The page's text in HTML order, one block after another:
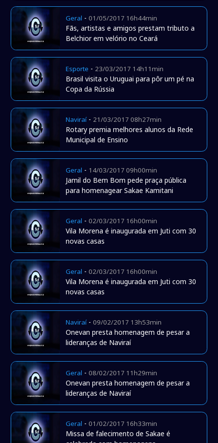
Geral -01/05/2017 16h44min
Fãs, artistas e amigos prestam tributo a
Belchior em velório no Ceará
Esporte - 23/03/2017 14h11min
Brasil visita o Uruguai para pôr um pé na
Copa da Rússia
Naviraí- 21/03/2017 08h27min
Rotary premia melhores alunos da Rede
Municipal de Ensino
Geral - 14/03/2017 09h00min
Jamil do Bem Bom pede praça pública
para homenagear Sakae Kamitani
Geral -02/03/2017 16h00min
Vila Morena é inaugurada em Juti com 30
novas casas
Geral -02/03/2017 16h00min
Vila Morena é inaugurada em Juti com 30
novas casas
Naviraí-09/02/2017 13h53min
Onevan presta homenagem de pesar a
lideranças de Naviraí
Geral -08/02/2017 11h29min
Onevan presta homenagem de pesar a
lideranças de Naviraí
Geral -01/02/2017 16h33min
Missa de falecimento de Sakae é